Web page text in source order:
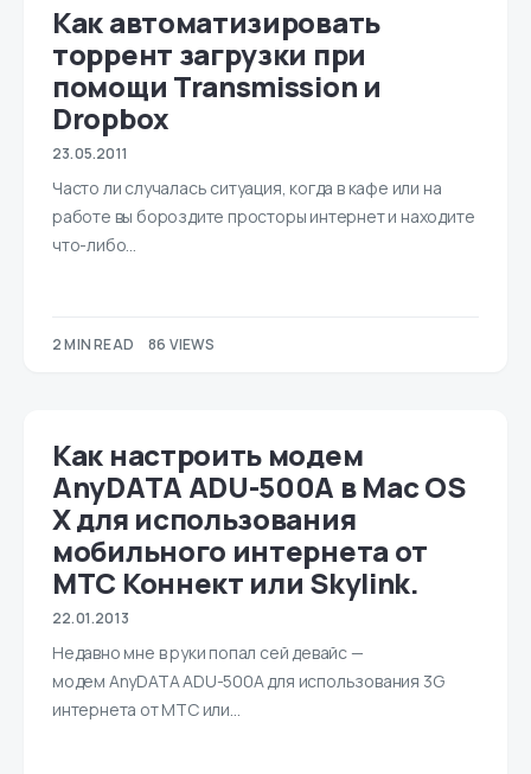
Как автоматизировать
торрент загрузки при
помощи Transmission и
Dropbox
23.05.2011
Часто ли случалась ситуация, когда в кафе или на
работе вы бороздите просторы интернет и находите
что-либо…
2 MIN READ 86 VIEWS
Как настроить модем
AnyDATA ADU-500A в Mac OS
X для использования
мобильного интернета от
МТС Коннект или Skylink.
22.01.2013
Недавно мне в руки попал сей девайс —
модем AnyDATA ADU-500A для использования 3G
интернета от МТС или…